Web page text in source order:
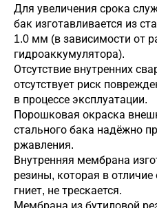
Для увеличения срока
бак изготавливается из
1.0 мм (в зависимости от
гидроаккумулятора).
Отсутствие внутренних
отсутствует риск
в процессе эксплуатации.
Порошковая окраска
стального бака надёжно
ржавления.
Внутренняя мембрана
резины, которая в
гниет, не трескается.
Мембрана из бутиловой